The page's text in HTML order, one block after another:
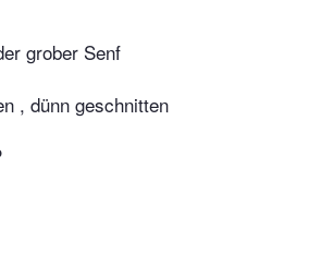
grober Senf
, dünn geschnitten